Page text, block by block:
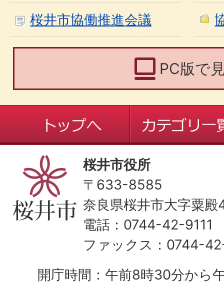
桜井市協働推進会議
PC版で
桜井市役所
〒633-8585
奈良県桜井市大字粟
電話：0744-42-9111
ファックス：0744-
開庁時間：午前8時30分から